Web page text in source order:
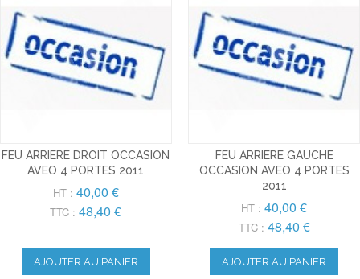
FEU ARRIERE DROIT OCCASION
AVEO 4 PORTES 2011
HT : 40,00 €
TTC : 48,40 €
AJOUTER AU PANIER
FEU ARRIERE GAUCHE
OCCASION AVEO 4 PORTES
2011
HT : 40,00 €
TTC : 48,40 €
AJOUTER AU PANIER